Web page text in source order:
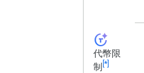
token_auto
代幣限
制 [*]